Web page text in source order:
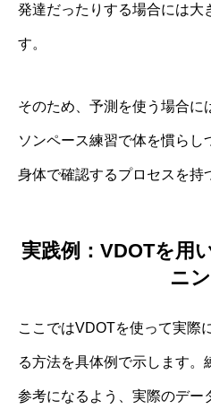
発達だったりする場合には大
す。
そのため、予測を使う場合に
ソンペース練習で体を慣らし
身体で確認するプロセスを持
実践例：VDOTを用
ニ
ここではVDOTを使って実際
る方法を具体例で示します
参考になるよう、実際のデー